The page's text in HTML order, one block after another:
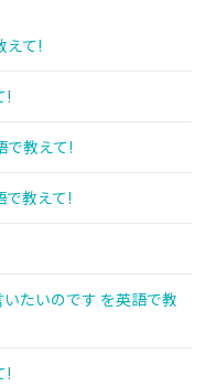
えて!
!
で教えて!
で教えて!
たいのです を英語で教
!